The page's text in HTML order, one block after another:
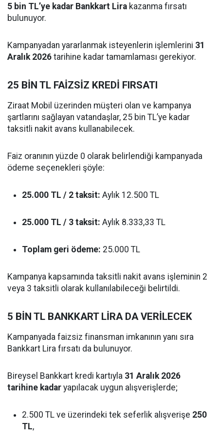
5 bin TL’ye kadar Bankkart Lira kazanma fırsatı
bulunuyor.
Kampanyadan yararlanmak isteyenlerin işlemlerini 31
Aralık 2026 tarihine kadar tamamlaması gerekiyor.
25 BİN TL FAİZSİZ KREDİ FIRSATI
Ziraat Mobil üzerinden müşteri olan ve kampanya
şartlarını sağlayan vatandaşlar, 25 bin TL’ye kadar
taksitli nakit avans kullanabilecek.
Faiz oranının yüzde 0 olarak belirlendiği kampanyada
ödeme seçenekleri şöyle:
25.000 TL / 2 taksit: Aylık 12.500 TL
25.000 TL / 3 taksit: Aylık 8.333,33 TL
Toplam geri ödeme: 25.000 TL
Kampanya kapsamında taksitli nakit avans işleminin 2
veya 3 taksitli olarak kullanılabileceği belirtildi.
5 BİN TL BANKKART LİRA DA VERİLECEK
Kampanyada faizsiz finansman imkanının yanı sıra
Bankkart Lira fırsatı da bulunuyor.
Bireysel Bankkart kredi kartıyla 31 Aralık 2026
tarihine kadar yapılacak uygun alışverişlerde;
2.500 TL ve üzerindeki tek seferlik alışverişe 250
TL,